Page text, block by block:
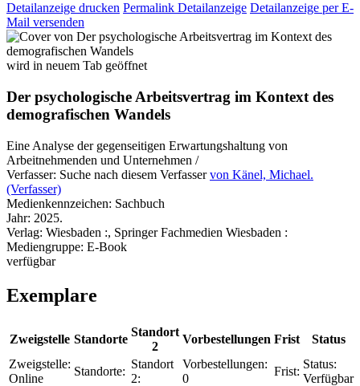
Detailanzeige drucken Permalink Detailanzeige Detailanzeige per E-
Mail versenden
wird in neuem Tab geöffnet
Der psychologische Arbeitsvertrag im Kontext des
demografischen Wandels
Eine Analyse der gegenseitigen Erwartungshaltung von
Arbeitnehmenden und Unternehmen /
Verfasser: Suche nach diesem Verfasser von Känel, Michael.
(Verfasser)
Medienkennzeichen: Sachbuch
Jahr: 2025.
Verlag: Wiesbaden :, Springer Fachmedien Wiesbaden :
Mediengruppe: E-Book
verfügbar
Exemplare
Zweigstelle Standorte
Standort
2
Vorbestellungen Frist
Status
Zweigstelle:
Online
Standorte:
Standort
2:
Vorbestellungen:
0
Frist:
Status:
Verfügbar